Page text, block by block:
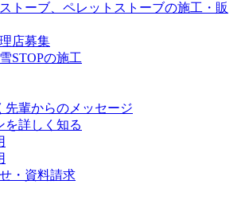
トーブ、ペレットストーブの施工・販
店募集
STOPの施工
先輩からのメッセージ
を詳しく知る